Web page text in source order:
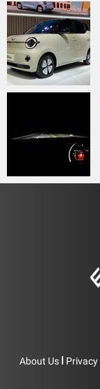
About Us Privacy